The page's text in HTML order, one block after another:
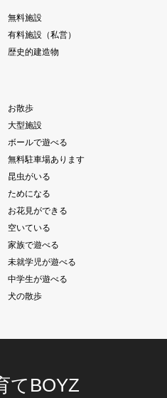
無料施設
有料施設（私営）
歴史的建造物
お散歩
大型施設
ボールで遊べる
無料駐車場あります
昆虫がいる
ためになる
お花見ができる
空いている
家族で遊べる
未就学児が遊べる
中学生が遊べる
犬の散歩
てBOYZ